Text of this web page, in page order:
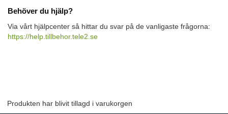
Behöver du hjälp?
Via vårt hjälpcenter så hittar du svar på de vanligaste frågorna:
https://help.tillbehor.tele2.se
Produkten har blivit tillagd i varukorgen